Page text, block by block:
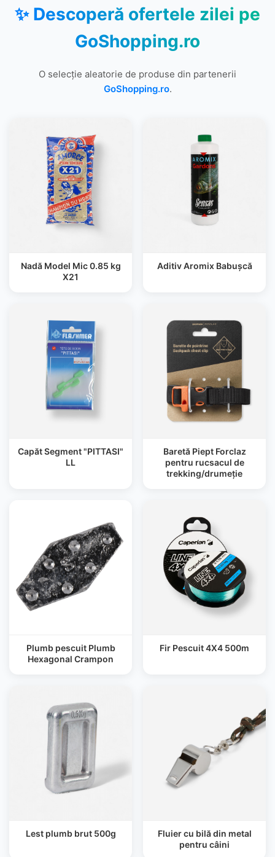
✨ Descoperă ofertele zilei pe
GoShopping.ro
O selecție aleatorie de produse din partenerii
GoShopping.ro.
Nadă Model Mic 0.85 kg
X21
Aditiv Aromix Babuşcă
Capăt Segment "PITTASI"
LL
Baretă Piept Forclaz
pentru rucsacul de
trekking/drumeție
Plumb pescuit Plumb
Hexagonal Crampon
Fir Pescuit 4X4 500m
Lest plumb brut 500g
Fluier cu bilă din metal
pentru câini